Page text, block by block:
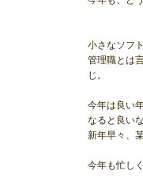
小さなソフ
管理職とは
じ。
今年は良い
なると良い
新年早々、
今年も忙し